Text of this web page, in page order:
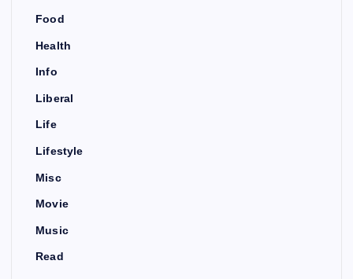
Food
Health
Info
Liberal
Life
Lifestyle
Misc
Movie
Music
Read